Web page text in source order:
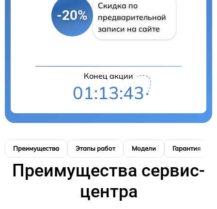
-20%
Скидка по
предварительной
записи на сайте
Конец акции
01:13:42
Преимущества Этапы работ Модели Гарантия
Преимущества сервис-
центра